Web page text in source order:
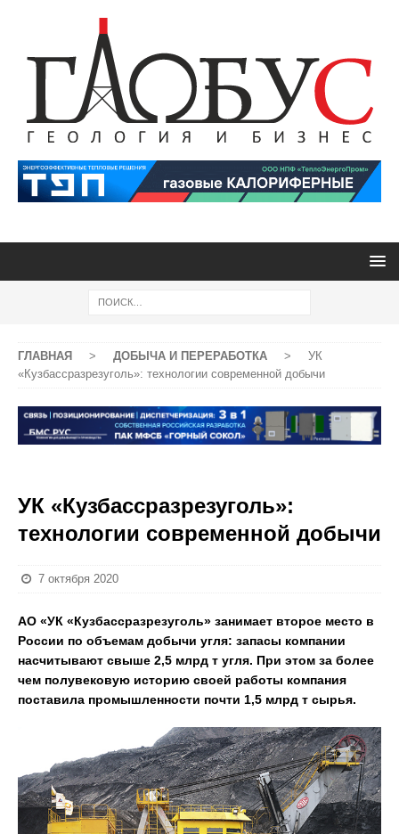
ГЛАВНАЯ > ДОБЫЧА И ПЕРЕРАБОТКА >
УК
«Кузбассразрезуголь»: технологии современной добычи
УК «Кузбассразрезуголь»:
технологии современной добычи
7 октября 2020
АО «УК «Кузбассразрезуголь» занимает второе место в
России по объемам добычи угля: запасы компании
насчитывают свыше 2,5 млрд т угля. При этом за более
чем полувековую историю своей работы компания
поставила промышленности почти 1,5 млрд т сырья.